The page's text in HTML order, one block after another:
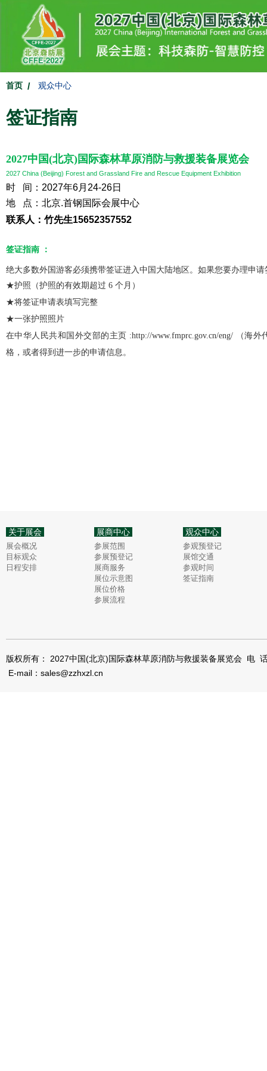
首页 观众中心
签证指南
2027中国(北京)国际森林草原消防与救援装备展览会
2027 China (Beijing) Forest and Grassland Fire and Rescue Equipment Exhibition
时 间：2027年6月24-26日
地 点：北京.首钢国际会展中心
联系人：竹先生15652357552
签证指南 ：
绝大多数外国游客必须携带签证进入中国大陆地区。如果您要办理申
★护照（护照的有效期超过 6 个月）
★将签证申请表填写完整
★一张护照照片
在中华人民共和国外交部的主页 :http://www.fmprc.gov.cn/eng/ （海
格，或者得到进一步的申请信息。
关于展会 展商中心 观众中心
展会概况
目标观众
日程安排
参展范围
参展预登记
展商服务
展位示意图
展位价格
参展流程
参观预登记
展馆交通
参观时间
签证指南
版权所有： 2027中国(北京)国际森林草原消防与救援装备展览会
E-mail：sales@zzhxzl.cn